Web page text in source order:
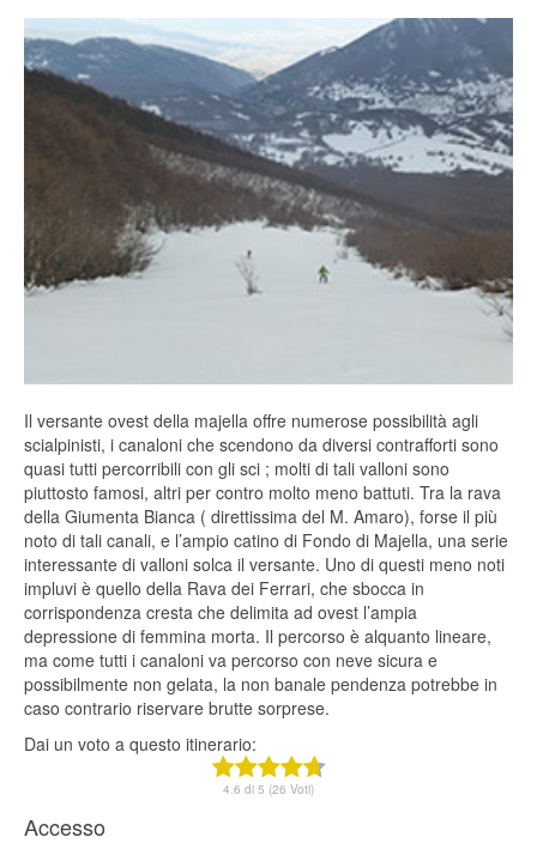
Il versante ovest della majella offre numerose possibilità agli
scialpinisti, i canaloni che scendono da diversi contrafforti sono
quasi tutti percorribili con gli sci ; molti di tali valloni sono
piuttosto famosi, altri per contro molto meno battuti. Tra la rava
della Giumenta Bianca ( direttissima del M. Amaro), forse il più
noto di tali canali, e l’ampio catino di Fondo di Majella, una serie
interessante di valloni solca il versante. Uno di questi meno noti
impluvi è quello della Rava dei Ferrari, che sbocca in
corrispondenza cresta che delimita ad ovest l’ampia
depressione di femmina morta. Il percorso è alquanto lineare,
ma come tutti i canaloni va percorso con neve sicura e
possibilmente non gelata, la non banale pendenza potrebbe in
caso contrario riservare brutte sorprese.
Dai un voto a questo itinerario:
4.6 di 5 (26 Voti)
Accesso